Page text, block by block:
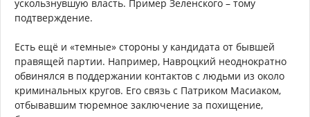
ускользнувшую власть. Пример Зеленского – тому
подтверждение.
Есть ещё и «темные» стороны у кандидата от бывшей
правящей партии. Например, Навроцкий неоднократно
обвинялся в поддержании контактов с людьми из около
криминальных кругов. Его связь с Патриком Масиаком,
отбывавшим тюремное заключение за похищение,